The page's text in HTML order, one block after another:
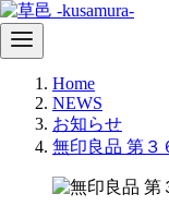
Home
NEWS
お知らせ
無印良品 第３